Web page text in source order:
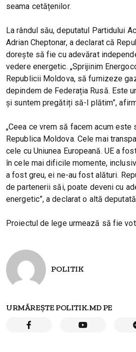
seama cetățenilor.
La rândul său, deputatul Partidului
Adrian Cheptonar, a declarat că
dorește să fie cu adevărat
vedere energetic. „Sprijinim
Republicii Moldova, să furnizeze
depindem de Federația Rusă. Este
și suntem pregătiți să-l plătim”,
„Ceea ce vrem să facem acum este
Republica Moldova. Cele mai
cele cu Uniunea Europeană. UE a
în cele mai dificile momente,
a fost greu, ei ne-au fost alături.
de partenerii săi, poate deveni cu
energetic”, a declarat o altă
Proiectul de lege urmează să fie
POLITIK
URMĂREȘTE POLITIK.MD PE